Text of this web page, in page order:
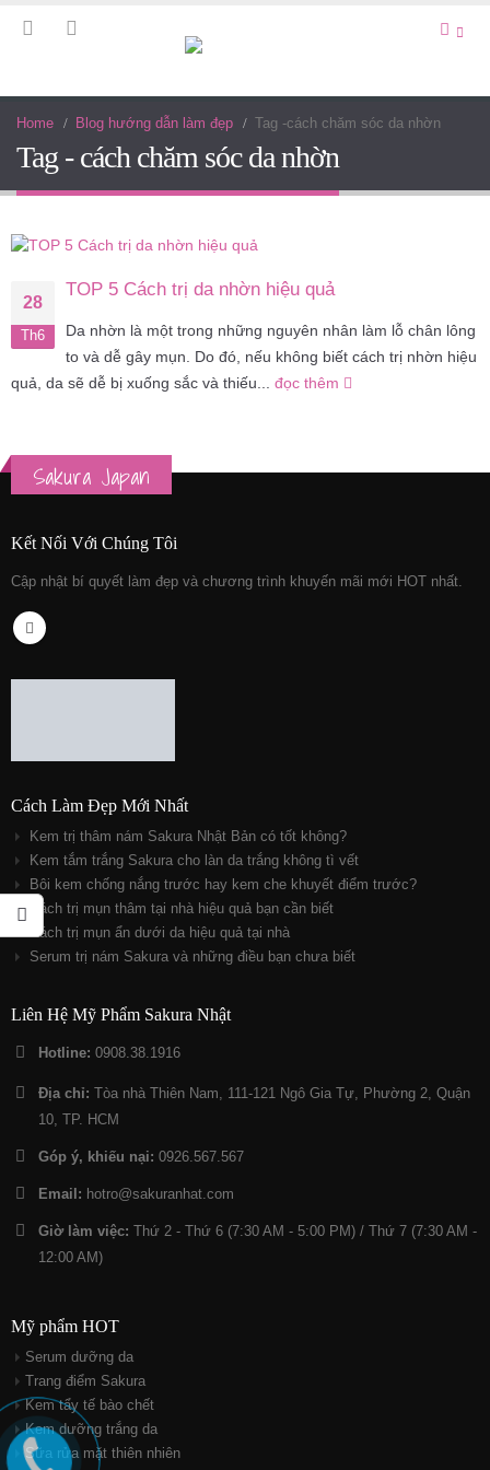
Home Blog hướng dẫn làm đẹp Tag -cách chăm sóc da nhờn
Tag - cách chăm sóc da nhờn
28
Th6
TOP 5 Cách trị da nhờn hiệu quả
Da nhờn là một trong những nguyên nhân làm lỗ chân lông
to và dễ gây mụn. Do đó, nếu không biết cách trị nhờn hiệu
quả, da sẽ dễ bị xuống sắc và thiếu... đọc thêm
Sakura Japan
Kết Nối Với Chúng Tôi
Cập nhật bí quyết làm đẹp và chương trình khuyến mãi mới HOT nhất.
Cách Làm Đẹp Mới Nhất
Kem trị thâm nám Sakura Nhật Bản có tốt không?
Kem tắm trắng Sakura cho làn da trắng không tì vết
Bôi kem chống nắng trước hay kem che khuyết điểm trước?
Cách trị mụn thâm tại nhà hiệu quả bạn cần biết
Cách trị mụn ẩn dưới da hiệu quả tại nhà
Serum trị nám Sakura và những điều bạn chưa biết
Liên Hệ Mỹ Phẩm Sakura Nhật
Hotline: 0908.38.1916
Địa chỉ:
Tòa nhà Thiên Nam, 111-121 Ngô Gia Tự, Phường 2, Quận
10, TP. HCM
Góp ý, khiếu nại: 0926.567.567
Email: hotro@sakuranhat.com
Giờ làm việc:
Thứ 2 - Thứ 6 (7:30 AM - 5:00 PM) / Thứ 7 (7:30 AM -
12:00 AM)
Mỹ phẩm HOT
Serum dưỡng da
Trang điểm Sakura
Kem tẩy tế bào chết
Kem dưỡng trắng da
Sữa rửa mặt thiên nhiên